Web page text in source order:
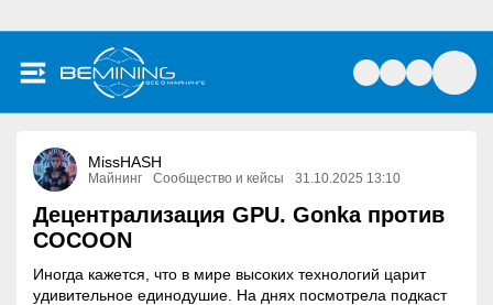
MissHASH
Майнинг Сообщество и кейсы 31.10.2025 13:10
Децентрализация GPU. Gonka против
COCOON
Иногда кажется, что в мире высоких технологий царит
удивительное единодушие. На днях посмотрела подкаст